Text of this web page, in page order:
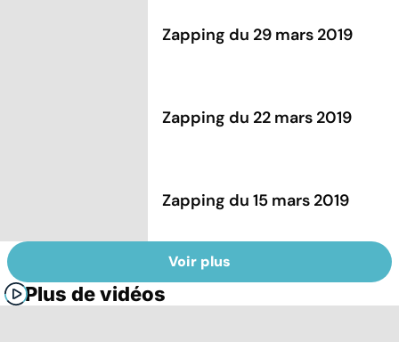
Zapping du 29 mars 2019
Zapping du 22 mars 2019
Zapping du 15 mars 2019
Voir plus
Plus de vidéos